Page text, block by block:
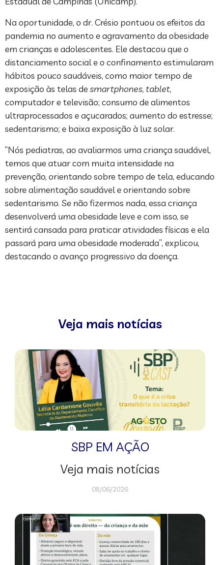
Na oportunidade, o dr. Crésio pontuou os efeitos da
pandemia no aumento e agravamento da obesidade
em crianças e adolescentes. Ele destacou que o
distanciamento social e o confinamento estimularam
hábitos pouco saudáveis, como maior tempo de
exposição às telas desmartphones, tablet,
computador e televisão; consumo de alimentos
ultraprocessados e açucarados; aumento do estresse;
sedentarismo; e baixa exposição à luz solar.
“Nós pediatras, ao avaliarmos uma criança saudável,
temos que atuar com muita intensidade na
prevenção, orientando sobre tempo de tela, educando
sobre alimentação saudável e orientando sobre
sedentarismo. Se não fizermos nada, essa criança
desenvolverá uma obesidade leve e com isso, se
sentirá cansada para praticar atividades físicas e ela
passará para uma obesidade moderada”, explicou,
destacando o avanço progressivo da doença.
Veja mais notícias
SBP EM AÇÃO
Veja mais notícias
08/06/2026